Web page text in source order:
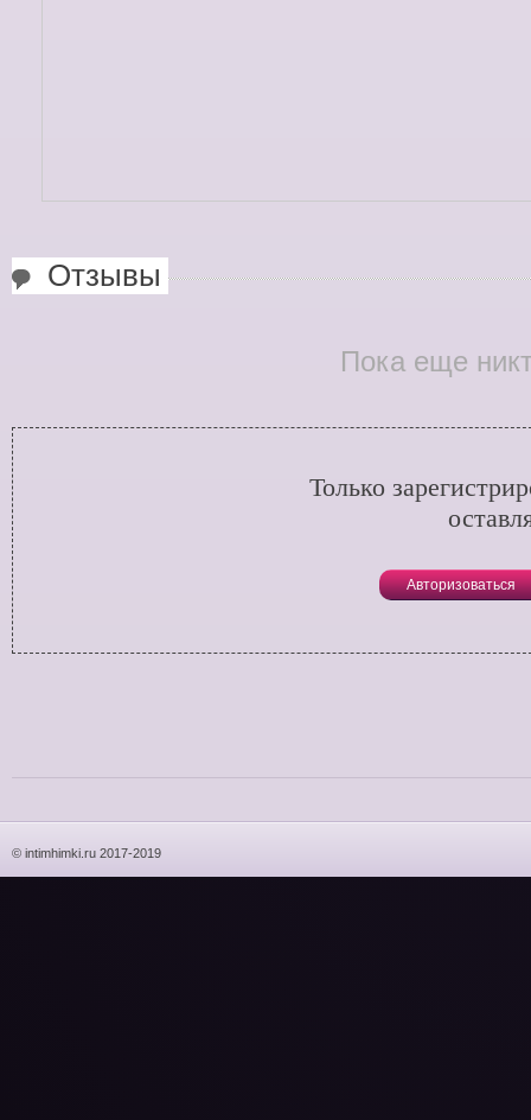
Отзывы
Пока еще
Только
Авторизоваться
© intimhimki.ru 2017-2019